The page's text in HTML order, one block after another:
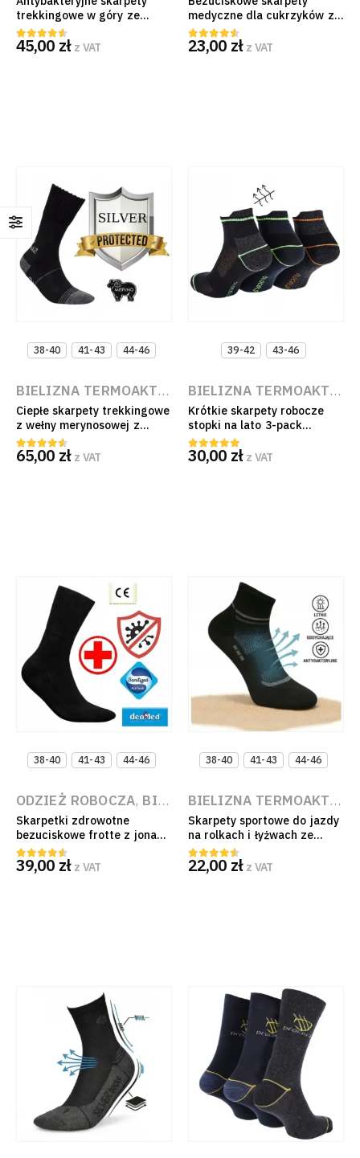
trekkingowe w góry ze
srebrem Sanitized®, czarne,
anatomiczny profil L/R
4.50out of 5
45,00zł z VAT
medyczne dla cukrzyków ze
srebrem DeoMed Cotton
Silver czarne (Wyrób
Medyczny)
4.50out of 5
23,00zł z VAT
38-40 41-43 44-46
BIELIZNA TERMOAKTYWNA NA BUDOWĘ I DO PRACY
Ciepłe skarpety trekkingowe
z wełny merynosowej z
jonami srebra robocze
antybakteryjne frotte
4.50out of 5
65,00 zł z VAT
39-42 43-46
BIELIZNA TERMOAKTYWNA NA BUDOWĘ I DO PRACY
Krótkie skarpety robocze
stopki na lato 3-pack
Bawełniane Wzmocnione
Szaro-Granatowo-Czarne
5.00out of 5
30,00 zł z VAT
38-40 41-43 44-46
ODZIEŻ ROBOCZA, BIELIZNA TERMOAKTYWNA NA BUDOWĘ I DO PRACY
Skarpetki zdrowotne
bezuciskowe frotte z jonami
srebra Medic Deo
Trójwarstwowe Wyrób
Medyczny
4.50 out of 5
39,00 zł z VAT
38-40 41-43 44-46
BIELIZNA TERMOAKTYWNA NA BUDOWĘ I DO PRACY
Skarpety sportowe do jazdy
na rolkach i łyżwach ze
srebrem antybakteryjne
bezszwowe
4.50 out of 5
22,00 zł z VAT